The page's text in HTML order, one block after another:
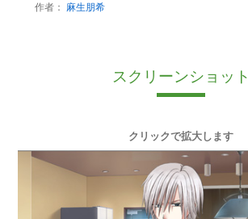
作者：
麻生朋希
スクリーンショット
クリックで拡大します